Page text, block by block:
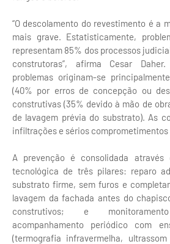
“O descolamento do revestimento é a
mais grave. Estatisticamente,
representam 85% dos processos
construtoras”, afirma Cesar
problemas originam-se
(40% por erros de concepção ou
construtivas (35% devido à mão de
de lavagem prévia do substrato). As
infiltrações e sérios
A prevenção é consolidada
tecnológica de três pilares: reparo
substrato firme, sem furos e
lavagem da fachada antes do
construtivos; e
acompanhamento periódico com
(termografia infravermelha,